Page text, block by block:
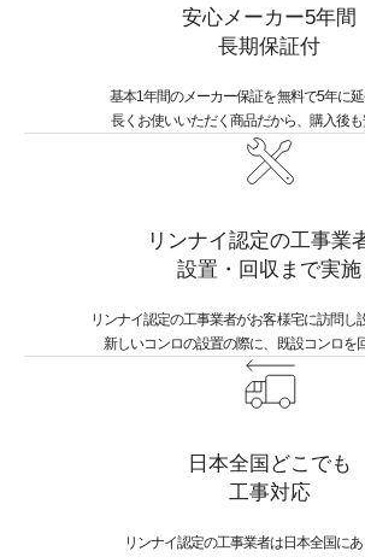
安心メーカー5年間
長期保証付
基本1年間のメーカー保証を無料で5年に延
長くお使いいただく商品だから、購入後も
リンナイ認定の工事業
設置・回収まで実施
リンナイ認定の工事業者がお客様宅に訪問し
新しいコンロの設置の際に、既設コンロを
日本全国どこでも
工事対応
リンナイ認定の工事業者は日本全国にあ